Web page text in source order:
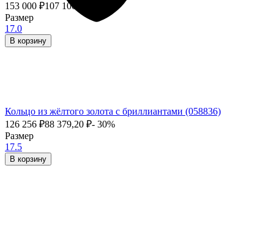
153 000 ₽107 100
Размер
17.0
В корзину
Кольцо из жёлтого золота с бриллиантами (058836)
126 256 ₽88 379,20 ₽- 30%
Размер
17.5
В корзину